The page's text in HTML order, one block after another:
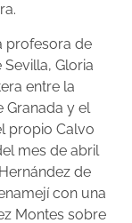
profesora de
Gloria
entre la
Granada y el
propio Calvo
mes de abril
de
con una
Montes sobre